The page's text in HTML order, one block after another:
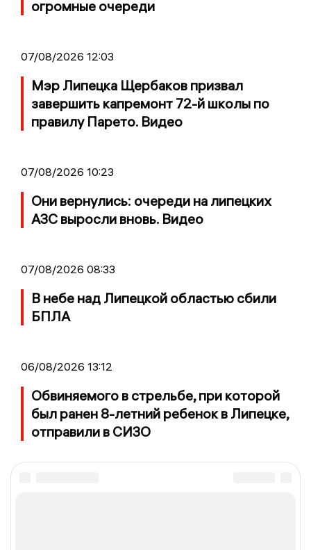
огромные очереди
07/08/2026 12:03
Мэр Липецка Щербаков призвал
завершить капремонт 72-й школы по
правилу Парето. Видео
07/08/2026 10:23
Они вернулись: очереди на липецких
АЗС выросли вновь. Видео
07/08/2026 08:33
В небе над Липецкой областью сбили
БПЛА
06/08/2026 13:12
Обвиняемого в стрельбе, при которой
был ранен 8-летний ребенок в Липецке,
отправили в СИЗО